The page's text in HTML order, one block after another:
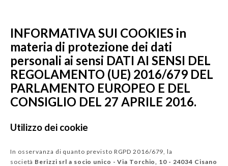
INFORMATIVA SUI COOKIES in
materia di protezione dei dati
personali ai sensi DATI AI SENSI DEL
REGOLAMENTO (UE) 2016/679 DEL
PARLAMENTO EUROPEO E DEL
CONSIGLIO DEL 27 APRILE 2016.
Utilizzo dei cookie
In osservanza di quanto previsto RGPD 2016/679, la
società Berizzi srl a socio unico - Via Torchio, 10 - 24034 Cisano